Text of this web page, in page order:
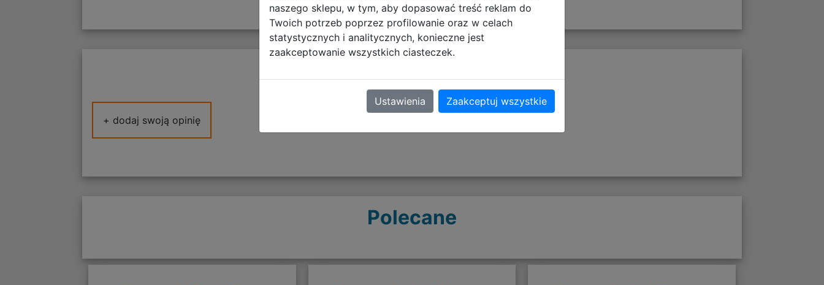
+ dodaj swoją opinię
Polecane
naszego sklepu, w tym, aby dopasować treść reklam do
Twoich potrzeb poprzez profilowanie oraz w celach
statystycznych i analitycznych, konieczne jest
zaakceptowanie wszystkich ciasteczek.
Ustawienia Zaakceptuj wszystkie